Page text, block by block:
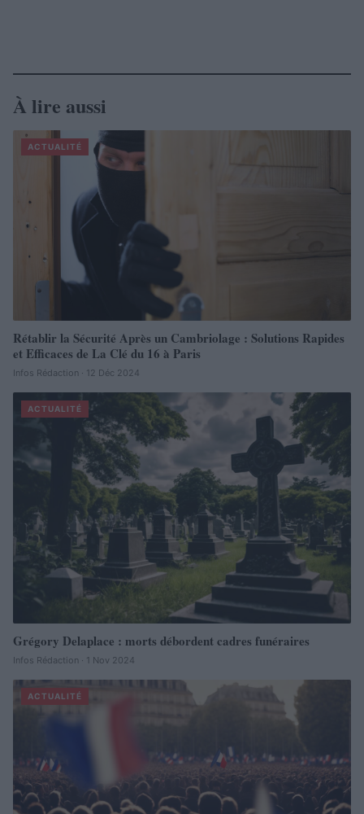
À lire aussi
ACTUALITÉ
Rétablir la Sécurité Après un Cambriolage : Solutions Rapides
et Efficaces de La Clé du 16 à Paris
Infos Rédaction · 12 Déc 2024
ACTUALITÉ
Grégory Delaplace : morts débordent cadres funéraires
Infos Rédaction · 1 Nov 2024
ACTUALITÉ